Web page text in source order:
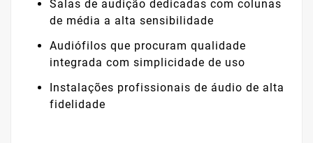
Salas de audição dedicadas com colunas
de média a alta sensibilidade
Audiófilos que procuram qualidade
integrada com simplicidade de uso
Instalações profissionais de áudio de alta
fidelidade